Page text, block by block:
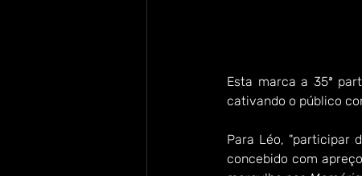
Esta marca a 35ª
cativando o público
Para Léo, "participar
concebido com